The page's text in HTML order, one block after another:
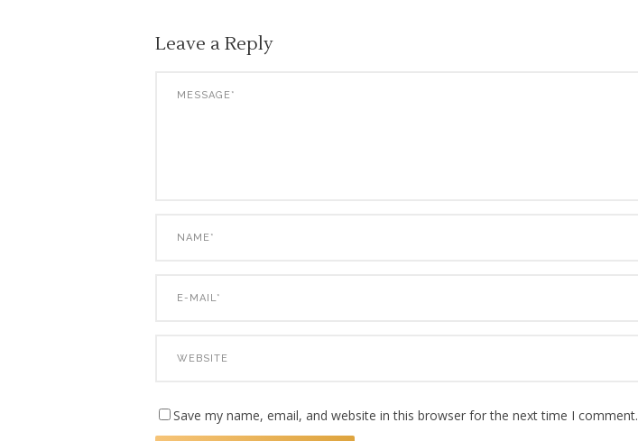
Leave a Reply
Save my name, email, and website in this browser for the next time I comment.